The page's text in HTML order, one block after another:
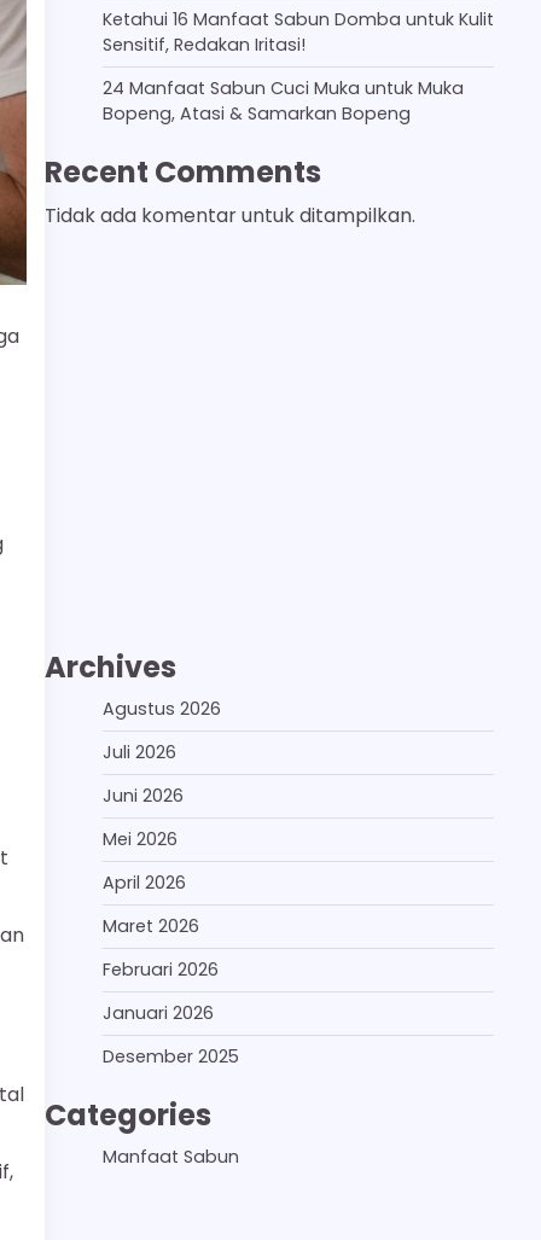
Ketahui 16 Manfaat Sabun Domba untuk Kulit
Sensitif, Redakan Iritasi!
24 Manfaat Sabun Cuci Muka untuk Muka
Bopeng, Atasi & Samarkan Bopeng
Recent Comments
Tidak ada komentar untuk ditampilkan.
Archives
Agustus 2026
Juli 2026
Juni 2026
Mei 2026
April 2026
Maret 2026
Februari 2026
Januari 2026
Desember 2025
Categories
Manfaat Sabun